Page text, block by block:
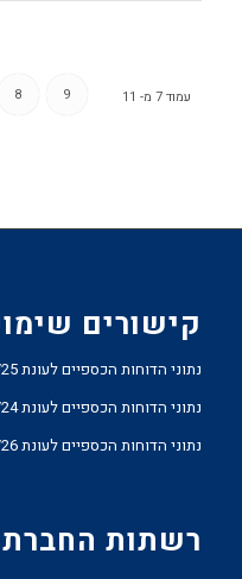
עמוד 7 מ- 11 8 9
קישורים
נתוני הדוחות הכספיים לעונת 24/25
נתוני הדוחות הכספיים לעונת 23/24
נתוני הדוחות הכספיים לעונת 25/26
רשתות